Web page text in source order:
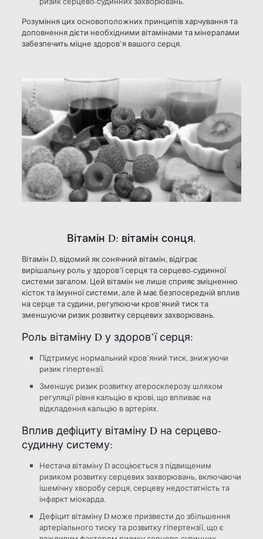
Розуміння цих основоположних принципів харчування та
доповнення дієти необхідними вітамінами та мінералами
забезпечить міцне здоров’я вашого серця.
Вітамін D: вітамін сонця.
Вітамін D, відомий як сонячний вітамін, відіграє
вирішальну роль у здоров’ї серця та серцево-судинної
системи загалом. Цей вітамін не лише сприяє зміцненню
кісток та імунної системи, але й має безпосередній вплив
на серце та судини, регулюючи кров’яний тиск та
зменшуючи ризик розвитку серцевих захворювань.
Роль вітаміну D у здоров’ї серця:
Підтримує нормальний кров’яний тиск, знижуючи
ризик гіпертензії.
Зменшує ризик розвитку атеросклерозу шляхом
регуляції рівня кальцію в крові, що впливає на
відкладення кальцію в артеріях.
Вплив дефіциту вітаміну D на серцево-
судинну систему:
Нестача вітаміну D асоціюється з підвищеним
ризиком розвитку серцевих захворювань, включаючи
ішемічну хворобу серця, серцеву недостатність та
інфаркт міокарда.
Дефіцит вітаміну D може призвести до збільшення
артеріального тиску та розвитку гіпертензії, що є